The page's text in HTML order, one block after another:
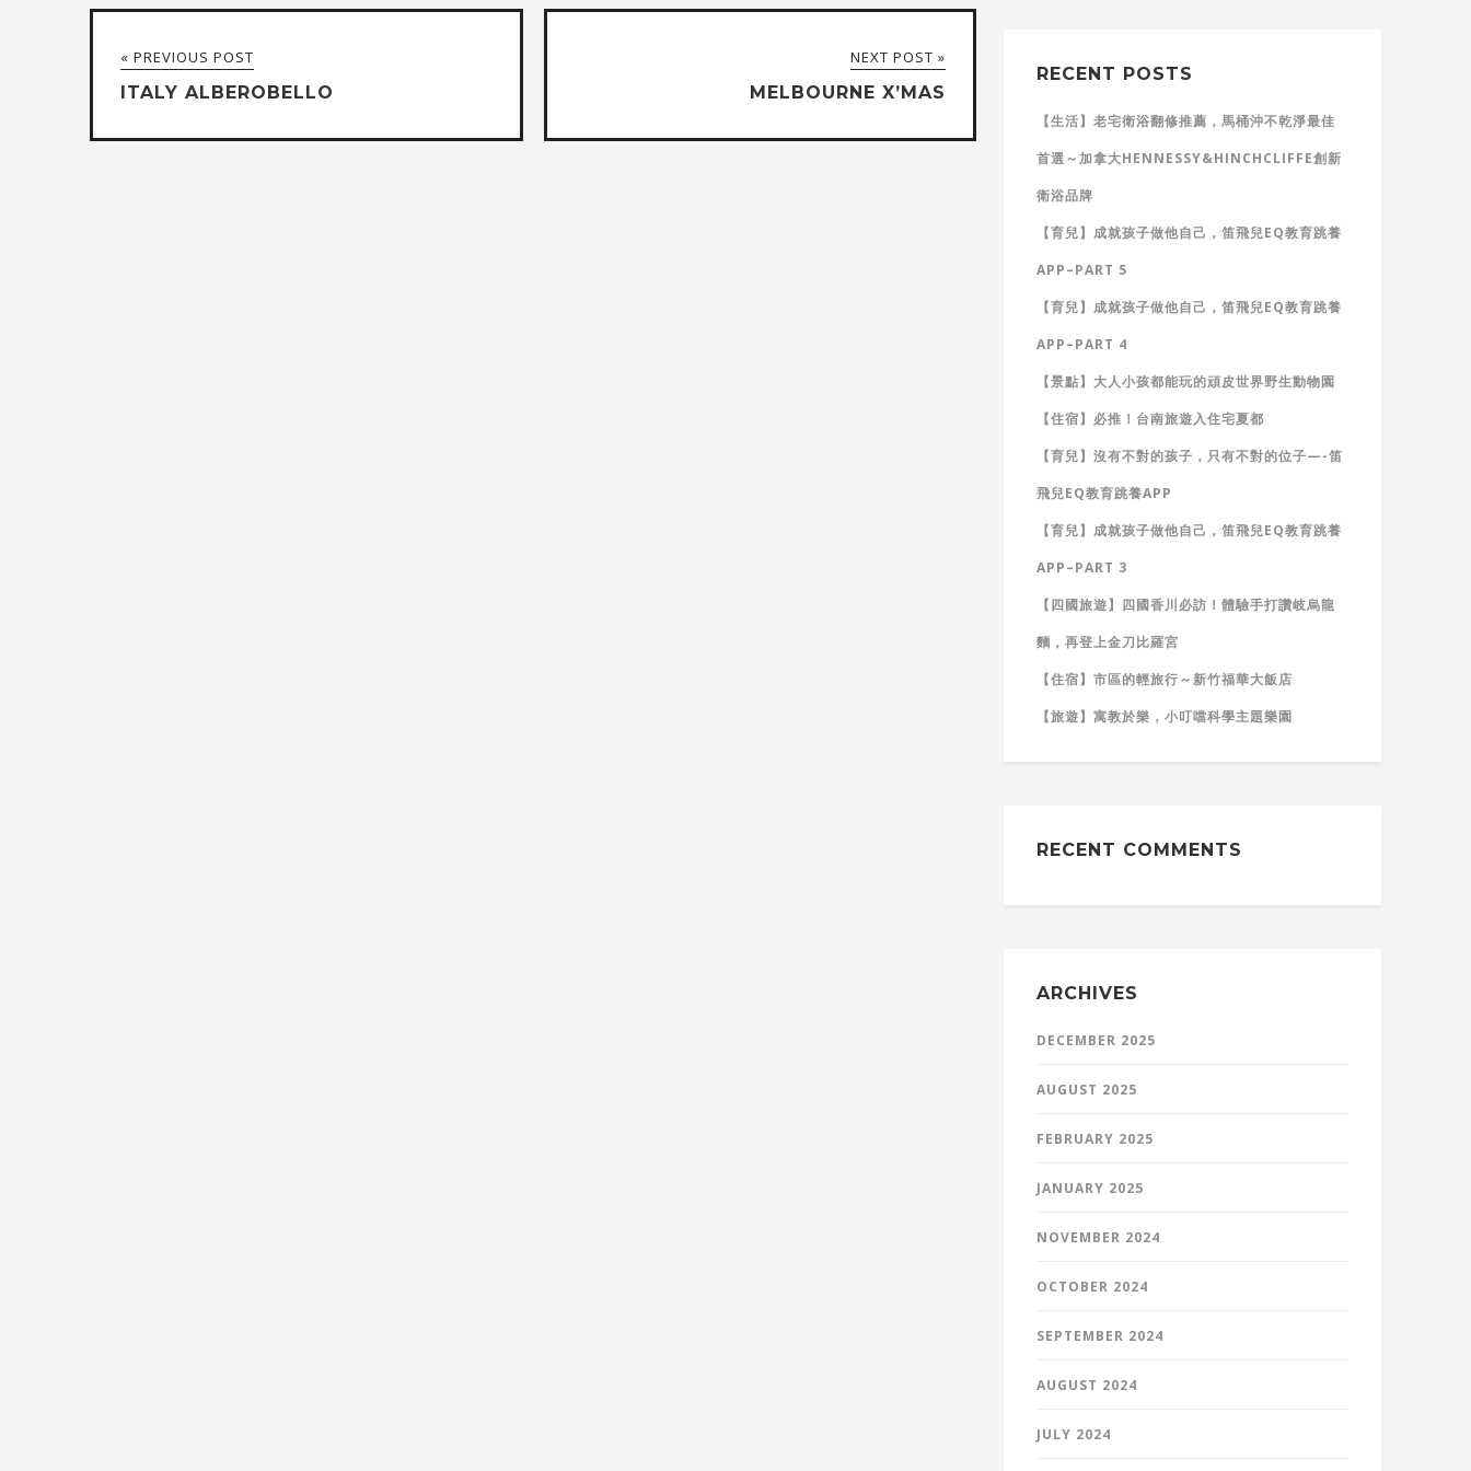
« PREVIOUS POST
ITALY ALBEROBELLO
NEXT POST »
MELBOURNE X’MAS
RECENT POSTS
【生活】老宅衛浴翻修推薦，馬桶沖不乾淨最佳
首選～加拿大HENNESSY&HINCHCLIFFE創新
衛浴品牌
【育兒】成就孩子做他自己，笛飛兒EQ教育跳養
APP–PART 5
【育兒】成就孩子做他自己，笛飛兒EQ教育跳養
APP–PART 4
【景點】大人小孩都能玩的頑皮世界野生動物園
【住宿】必推！台南旅遊入住宅夏都
【育兒】沒有不對的孩子，只有不對的位子—-笛
飛兒EQ教育跳養APP
【育兒】成就孩子做他自己，笛飛兒EQ教育跳養
APP–PART 3
【四國旅遊】四國香川必訪！體驗手打讚岐烏龍
麵，再登上金刀比羅宮
【住宿】市區的輕旅行～新竹福華大飯店
【旅遊】寓教於樂，小叮噹科學主題樂園
RECENT COMMENTS
ARCHIVES
DECEMBER 2025
AUGUST 2025
FEBRUARY 2025
JANUARY 2025
NOVEMBER 2024
OCTOBER 2024
SEPTEMBER 2024
AUGUST 2024
JULY 2024